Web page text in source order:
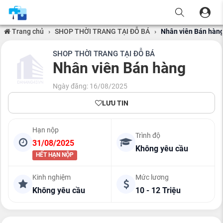
Trang chủ › SHOP THỜI TRANG TẠI ĐỖ BÁ › Nhân viên Bán
SHOP THỜI TRANG TẠI ĐỖ BÁ
Nhân viên Bán hàng
Ngày đăng: 16/08/2025
LƯU TIN
Hạn nộp
31/08/2025
HẾT HẠN NỘP
Trình độ
Không yêu cầu
Kinh nghiệm
Không yêu cầu
Mức lương
10 - 12 Triệu